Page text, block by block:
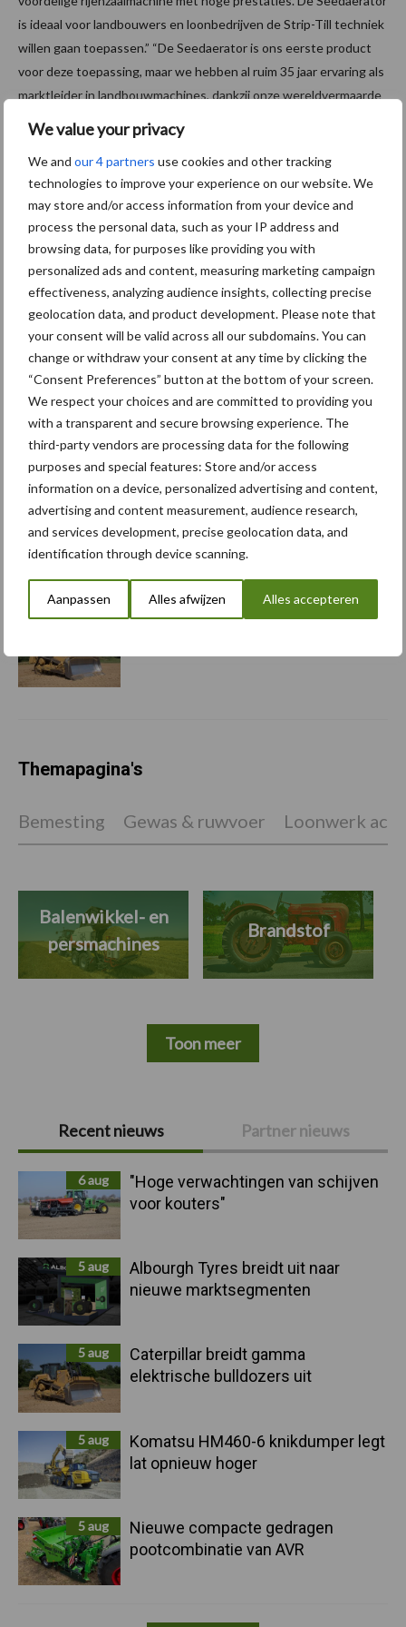
We value your privacy
We and our 4 partners use cookies and other tracking
technologies to improve your experience on our website. We
may store and/or access information from your device and
process the personal data, such as your IP address and
browsing data, for purposes like providing you with
personalized ads and content, measuring marketing campaign
effectiveness, analyzing audience insights, collecting precise
geolocation data, and product development. Please note that
your consent will be valid across all our subdomains. You can
change or withdraw your consent at any time by clicking the
“Consent Preferences” button at the bottom of your screen.
We respect your choices and are committed to providing you
with a transparent and secure browsing experience. The
third-party vendors are processing data for the following
purposes and special features: Store and/or access
information on a device, personalized advertising and content,
advertising and content measurement, audience research,
and services development, precise geolocation data, and
identification through device scanning.
Aanpassen Alles afwijzen Alles accepteren
is ideaal voor landbouwers en loonbedrijven de Strip-Till techniek
willen gaan toepassen.” “De Seedaerator is ons eerste product
voor deze toepassing, maar we hebben al ruim 35 jaar ervaring als
marktleider in landbouwmachines, dankzij onze wereldvermaarde
geschikt voor tractoren van 160 pk en meer.
Meer informatie
Pool Agri Import & Export
Telefoon: +31 (0)546 641910
mobiel: +31 (0)653 979798
E-mail:sales@pool-agri.com
Agritechnica Hannover, hal 27, standnummer 27B48
Primaire
Sidebar
Recent nieuws Partner nieuws
6 aug
"Hoge verwachtingen van schijven
voor kouters"
5 aug
Albourgh Tyres breidt uit naar
nieuwe marktsegmenten
5 aug
Caterpillar breidt gamma
elektrische bulldozers uit
5 aug
Komatsu HM460-6 knikdumper legt
lat opnieuw hoger
5 aug
Nieuwe compacte gedragen
pootcombinatie van AVR
Aanbevolen voor jou!
“Hoge verwachtingen van
schijven voor kouters”
Albourgh Tyres breidt uit
naar nieuwe
marktsegmenten
Themapagina's
Bemesting Gewas & ruwvoer Loonwerk
Balenwikkel- en
persmachines
Brandstof
Toon meer